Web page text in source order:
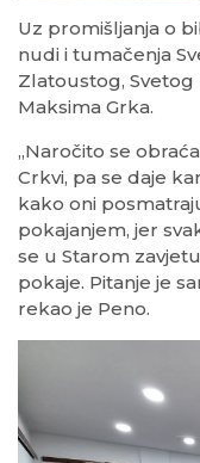
Uz promišljanja o
nudi i tumačenja
Zlatoustog, Svetog
Maksima Grka.
„Naročito se
Crkvi, pa se daje
kako oni
pokajanjem, jer
se u Starom
pokaje. Pitanje je
rekao je Peno.